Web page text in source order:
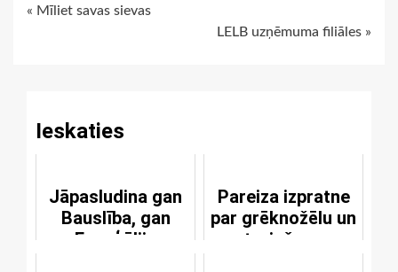
Continue
« Mīliet savas sievas
LELB uzņēmuma filiāles »
Ieskaties
Jāpasludina gan
Bauslība, gan
Evaņģēlijs
Pareiza izpratne
par grēknožēlu un
atgriešanos